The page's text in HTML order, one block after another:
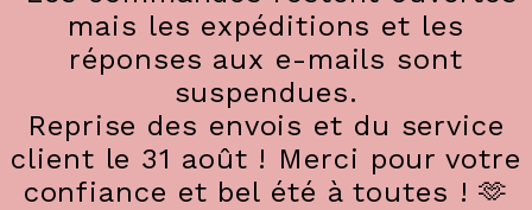
mais les expéditions et les
réponses aux e-mails sont
suspendues.
Reprise des envois et du service
client le 31 août ! Merci pour votre
confiance et bel été à toutes ! 🫶